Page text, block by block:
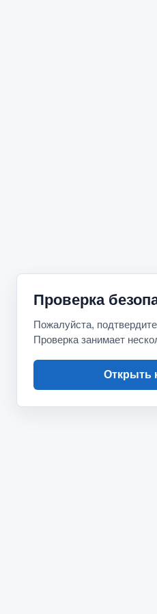
Проверка
Пожалуйста,
Проверка занимает
Открыть